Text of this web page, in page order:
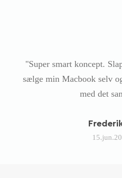
"Super smart koncept.
sælge min Macbook selv
med det